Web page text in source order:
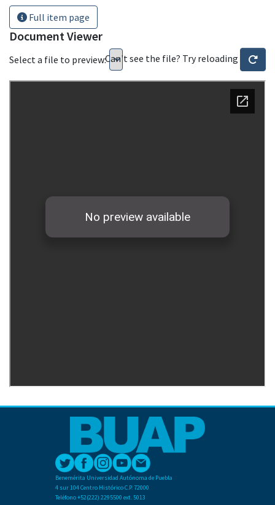
Full item page
Document Viewer
Select a file to preview:Can't see the file? Try reloading
Benemérita Universidad Autónoma de Puebla
4 sur 104 Centro Histórico C.P. 72000
Teléfono +52(222) 2295500 ext. 5013